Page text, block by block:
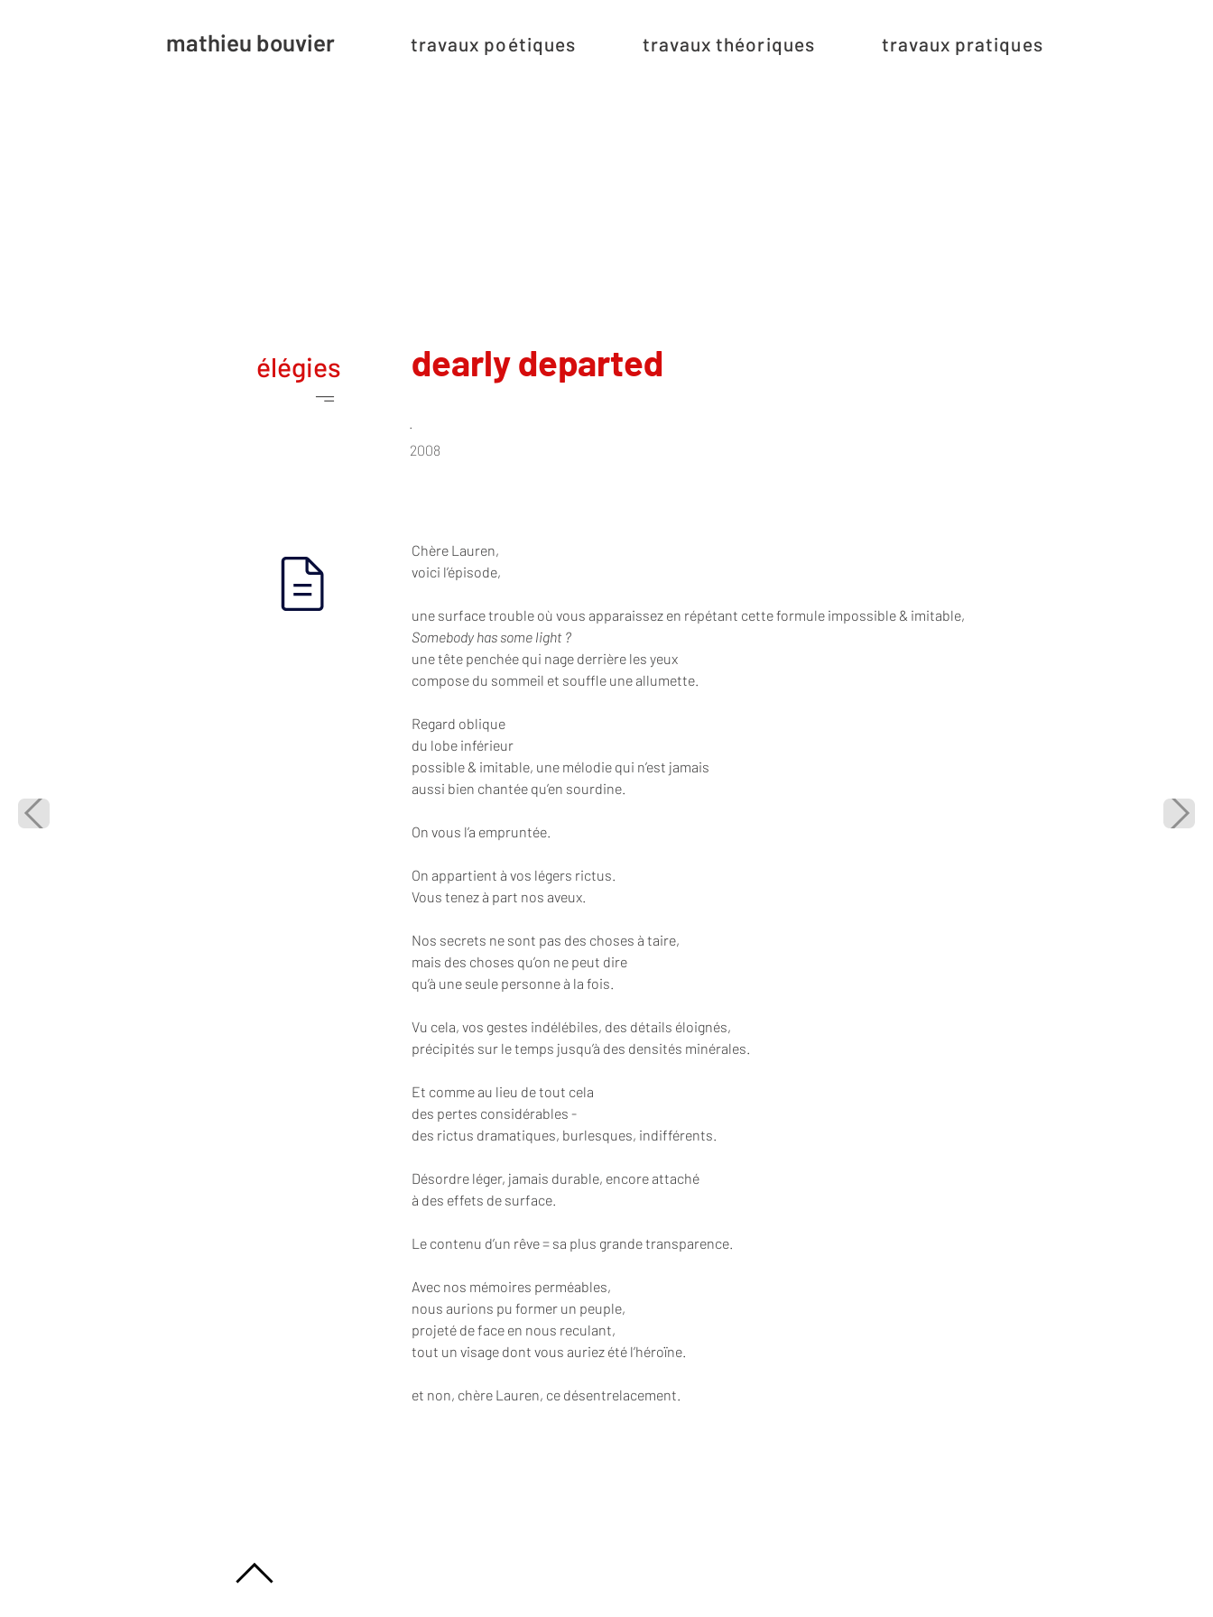
mathieu bouvier travaux poétiques travaux théoriques travaux pratiques
élégies dearly departed
2008
Chère Lauren,
voici l’épisode,
une surface trouble où vous apparaissez en répétant cette formule impossible & imitable,
Somebody has some light ?
une tête penchée qui nage derrière les yeux
compose du sommeil et souffle une allumette.
Regard oblique
du lobe inférieur
possible & imitable, une mélodie qui n’est jamais
aussi bien chantée qu’en sourdine.
On vous l’a empruntée.
On appartient à vos légers rictus.
Vous tenez à part nos aveux.
Nos secrets ne sont pas des choses à taire,
mais des choses qu’on ne peut dire
qu’à une seule personne à la fois.
Vu cela, vos gestes indélébiles, des détails éloignés,
précipités sur le temps jusqu’à des densités minérales.
Et comme au lieu de tout cela
des pertes considérables -
des rictus dramatiques, burlesques, indifférents.
Désordre léger, jamais durable, encore attaché
à des effets de surface.
Le contenu d’un rêve = sa plus grande transparence.
Avec nos mémoires perméables,
nous aurions pu former un peuple,
projeté de face en nous reculant,
tout un visage dont vous auriez été l’héroïne.
et non, chère Lauren, ce désentrelacement.